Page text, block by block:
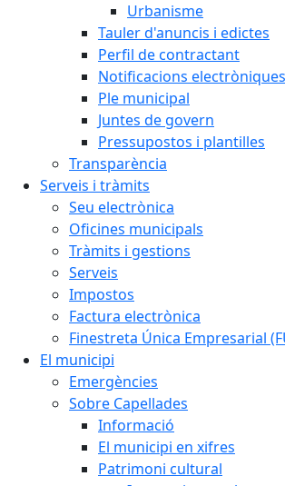
Urbanisme
Tauler d'anuncis i edictes
Perfil de contractant
Notificacions electròniques
Ple municipal
Juntes de govern
Pressupostos i plantilles
Transparència
Serveis i tràmits
Seu electrònica
Oficines municipals
Tràmits i gestions
Serveis
Impostos
Factura electrònica
Finestreta Única Empresarial
El municipi
Emergències
Sobre Capellades
Informació
El municipi en xifres
Patrimoni cultural